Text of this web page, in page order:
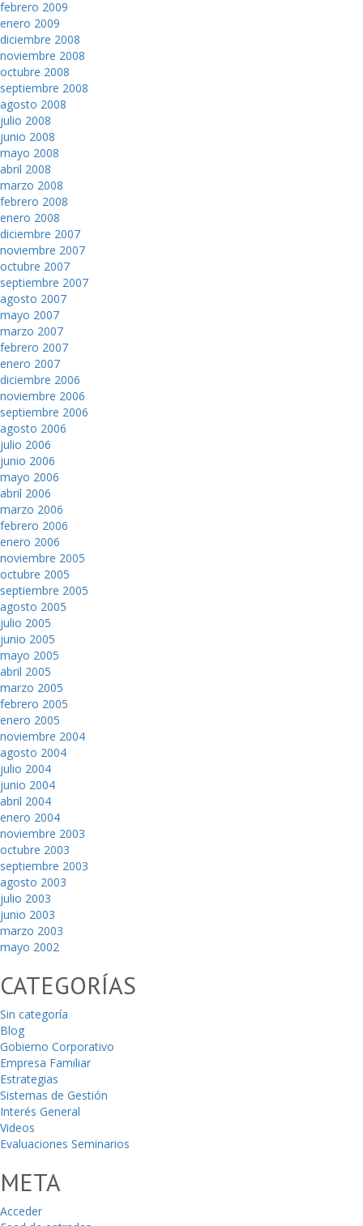
febrero 2009
enero 2009
diciembre 2008
noviembre 2008
octubre 2008
septiembre 2008
agosto 2008
julio 2008
junio 2008
mayo 2008
abril 2008
marzo 2008
febrero 2008
enero 2008
diciembre 2007
noviembre 2007
octubre 2007
septiembre 2007
agosto 2007
mayo 2007
marzo 2007
febrero 2007
enero 2007
diciembre 2006
noviembre 2006
septiembre 2006
agosto 2006
julio 2006
junio 2006
mayo 2006
abril 2006
marzo 2006
febrero 2006
enero 2006
noviembre 2005
octubre 2005
septiembre 2005
agosto 2005
julio 2005
junio 2005
mayo 2005
abril 2005
marzo 2005
febrero 2005
enero 2005
noviembre 2004
agosto 2004
julio 2004
junio 2004
abril 2004
enero 2004
noviembre 2003
octubre 2003
septiembre 2003
agosto 2003
julio 2003
junio 2003
marzo 2003
mayo 2002
CATEGORÍAS
Sin categoría
Blog
Gobierno Corporativo
Empresa Familiar
Estrategias
Sistemas de Gestión
Interés General
Videos
Evaluaciones Seminarios
META
Acceder